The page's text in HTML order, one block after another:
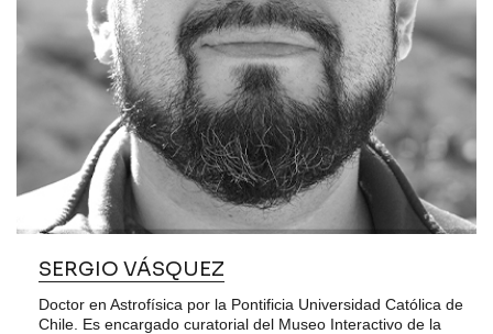
SERGIO VÁSQUEZ
Doctor en Astrofísica por la Pontificia Universidad Católica de
Chile. Es encargado curatorial del Museo Interactivo de la